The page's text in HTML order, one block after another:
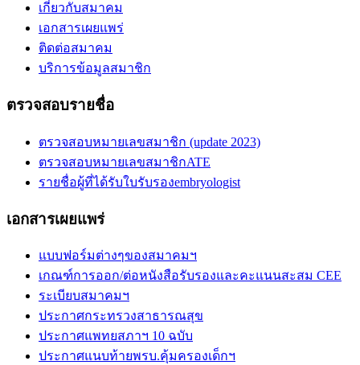
เกี่ยวกับสมาคม
เอกสารเผยแพร่
ติดต่อสมาคม
บริการข้อมูลสมาชิก
ตรวจสอบรายชื่อ
ตรวจสอบหมายเลขสมาชิก (update 2023)
ตรวจสอบหมายเลขสมาชิกATE
รายชื่อผู้ที่ได้รับใบรับรองembryologist
เอกสารเผยแพร่
แบบฟอร์มต่างๆของสมาคมฯ
เกณฑ์การออก/ต่อหนังสือรับรองและคะแนนสะสม CEE
ระเบียบสมาคมฯ
ประกาศกระทรวงสาธารณสุข
ประกาศแพทยสภาฯ 10 ฉบับ
ประกาศแนบท้ายพรบ.คุ้มครองเด็กฯ